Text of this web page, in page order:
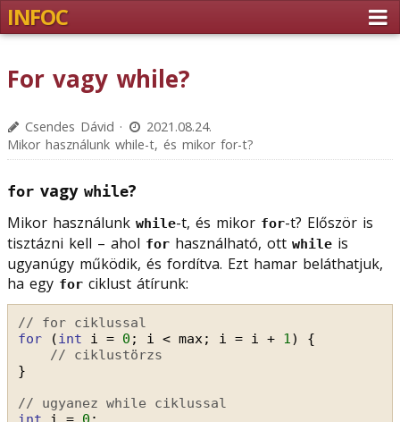
INFOC
For vagy while?
Csendes Dávid ·
2021.08.24.
Mikor használunk while-t, és mikor for-t?
for vagy while?
Mikor használunk while-t, és mikor for-t? Először is
tisztázni kell – ahol for használható, ott while is
ugyanúgy működik, és fordítva. Ezt hamar beláthatjuk,
ha egy for ciklust átírunk:
// for ciklussal
for
(int i = 0 ; i < max; i = i + 1) {
// ciklustörzs
}
// ugyanez while ciklussal